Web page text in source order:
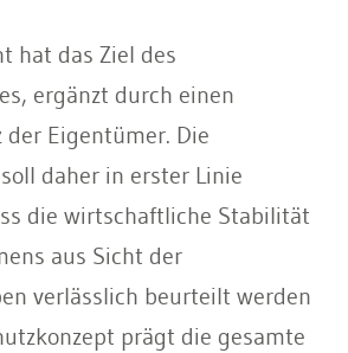
hat das Ziel des
ergänzt durch einen
der Eigentümer. Die
daher in erster Linie
die wirtschaftliche Stabilität
aus Sicht der
verlässlich beurteilt werden
prägt die gesamte